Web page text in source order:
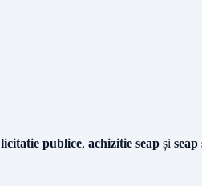
licitatie publice, achizitie seap și seap